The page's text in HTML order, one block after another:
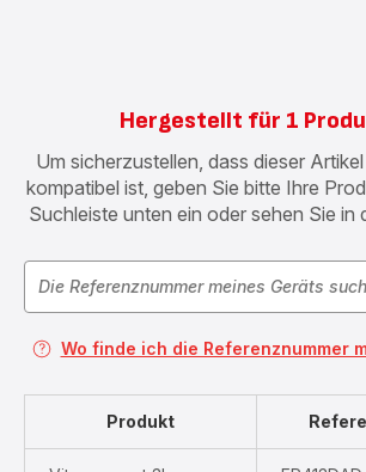
Hergestellt für 1
Um sicherzustellen, dass dieser
kompatibel ist, geben Sie bitte Ihre
Suchleiste unten ein oder sehen Sie in
Wo finde ich die Referenznummer
Produkt